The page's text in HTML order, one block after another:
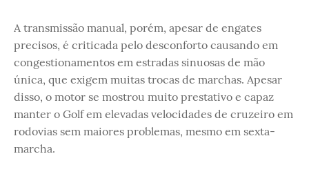
A transmissão manual, porém, apesar de engates
precisos, é criticada pelo desconforto causando em
congestionamentos em estradas sinuosas de mão
única, que exigem muitas trocas de marchas. Apesar
disso, o motor se mostrou muito prestativo e capaz
manter o Golf em elevadas velocidades de cruzeiro em
rodovias sem maiores problemas, mesmo em sexta-
marcha.